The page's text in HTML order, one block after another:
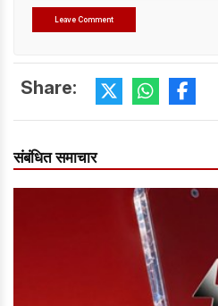
Share:
संबंधित समाचार